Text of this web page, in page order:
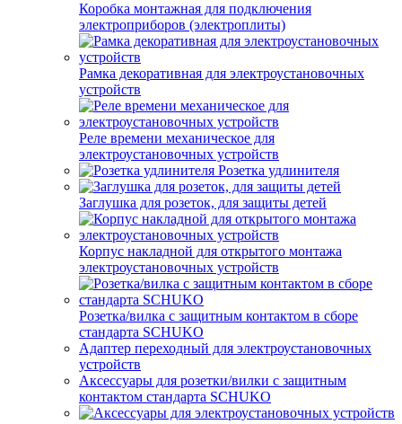
Коробка монтажная для подключения
электроприборов (электроплиты)
Рамка декоративная для электроустановочных
устройств
Реле времени механическое для
электроустановочных устройств
Розетка удлинителя
Заглушка для розеток, для защиты детей
Корпус накладной для открытого монтажа
электроустановочных устройств
Розетка/вилка с защитным контактом в сборе
стандарта SCHUKO
Адаптер переходный для электроустановочных
устройств
Аксессуары для розетки/вилки с защитным
контактом стандарта SCHUKO